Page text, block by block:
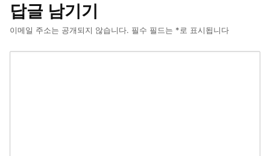
답글 남기기
이메일 주소는 공개되지 않습니다. 필수 필드는 *로 표시됩니다